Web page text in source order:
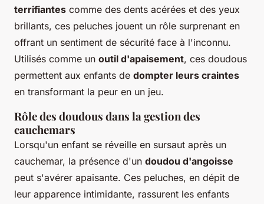
terrifiantes comme des dents acérées et des yeux
brillants, ces peluches jouent un rôle surprenant en
offrant un sentiment de sécurité face à l'inconnu.
Utilisés comme un outil d'apaisement, ces doudous
permettent aux enfants de dompter leurs craintes
en transformant la peur en un jeu.
Rôle des doudous dans la gestion des
cauchemars
Lorsqu'un enfant se réveille en sursaut après un
cauchemar, la présence d'un doudou d'angoisse
peut s'avérer apaisante. Ces peluches, en dépit de
leur apparence intimidante, rassurent les enfants